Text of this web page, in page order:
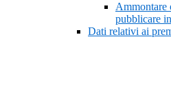
Ammontare
pubblicare
Dati relativi ai